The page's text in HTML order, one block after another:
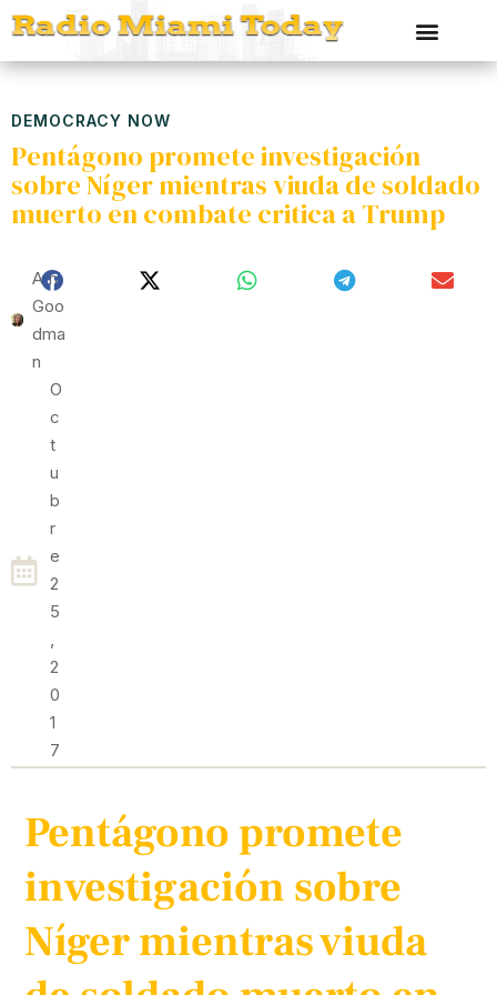
DEMOCRACY NOW
Pentágono promete investigación
sobre Níger mientras viuda de soldado
muerto en combate critica a Trump
Ami
Goo
Dma
N
O
C
T
U
B
R
E
2
5
,
2
0
1
7
Pentágono promete
investigación sobre
Níger mientras viuda